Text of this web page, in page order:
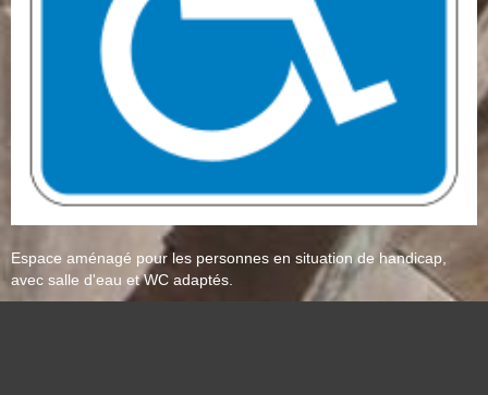
Espace aménagé pour les personnes en situation de handicap,
avec salle d'eau et WC adaptés.